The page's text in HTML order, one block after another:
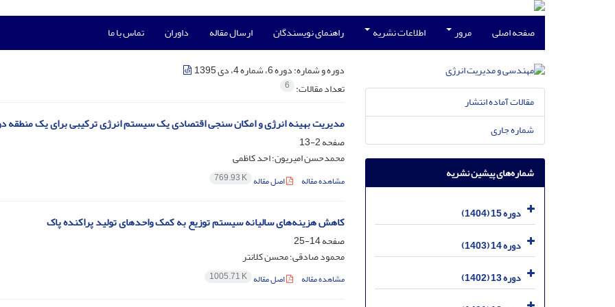
صفحه اصلی مرور اطلاعات نشریه راهنمای نویسندگان ارسال مقاله داوران تماس با ما
دوره و شماره:دوره 6، شماره 4، دی 1395
تعداد مقالات: 6
مدیریت بهینه انرژی و امکان سنجی اقتصادی یک سیستم انرژی ترکیبی برای یک منطقه
صفحه2-13
محمدحسن امیریون؛ احد کاظمی
مشاهده مقاله اصل مقاله 769.93 K
کاهش هزینه‌های سالیانه سیستم توزیع به کمک واحدهای تولید پراکنده پاک
صفحه14-25
محمود صادقی؛ محسن کلانتر
مشاهده مقاله اصل مقاله 1005.71 K
مقالات آماده انتشار
شماره جاری
شماره‌های پیشین نشریه
دوره 15 (1404)
دوره 14 (1403)
دوره 13 (1402)